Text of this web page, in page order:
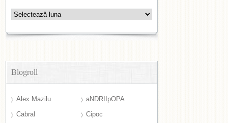
Arhive
Blogroll
Alex Mazilu
aNDRIIpOPA
Cabral
Cipoc